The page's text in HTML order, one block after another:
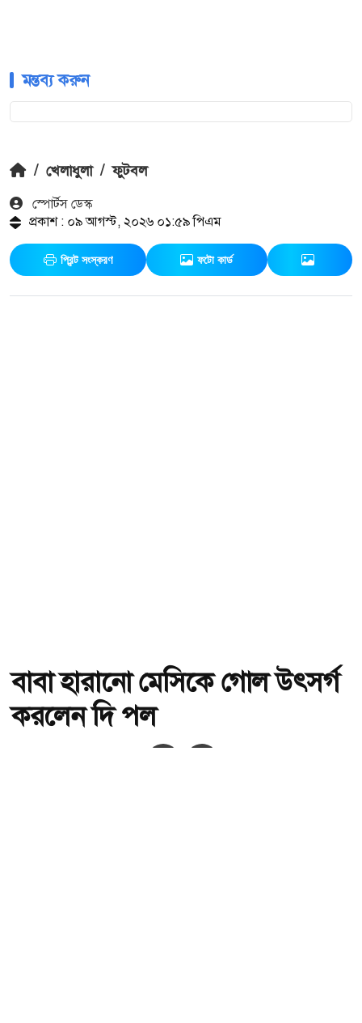
মন্তব্য করুন
/ খেলাধুলা / ফুটবল
স্পোর্টস ডেস্ক
প্রকাশ : ০৯ আগস্ট, ২০২৬ ০১:৫৯ পিএম
প্রিন্ট সংস্করণ ফটো কার্ড
বাবা হারানো মেসিকে গোল উৎসর্গ
করলেন দি পল